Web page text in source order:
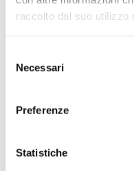
raccolto dal suo utilizzo
delNecessari
Preferenze
Statistiche